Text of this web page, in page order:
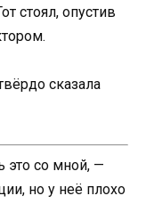
стоял, опустив
сказала
это со мной, —
но у неё плохо